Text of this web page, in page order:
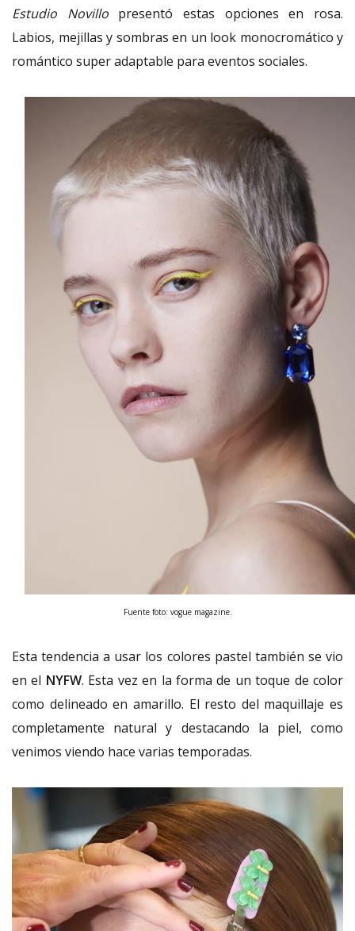
Estudio Novillopresentó estas opciones en rosa.
Labios, mejillas y sombras en un look monocromático y
romántico super adaptable para eventos sociales.
Fuente foto: vogue magazine.
Esta tendencia a usar los colores pastel también se vio
en el NYFW. Esta vez en la forma de un toque de color
como delineado en amarillo. El resto del maquillaje es
completamente natural y destacando la piel, como
venimos viendo hace varias temporadas.